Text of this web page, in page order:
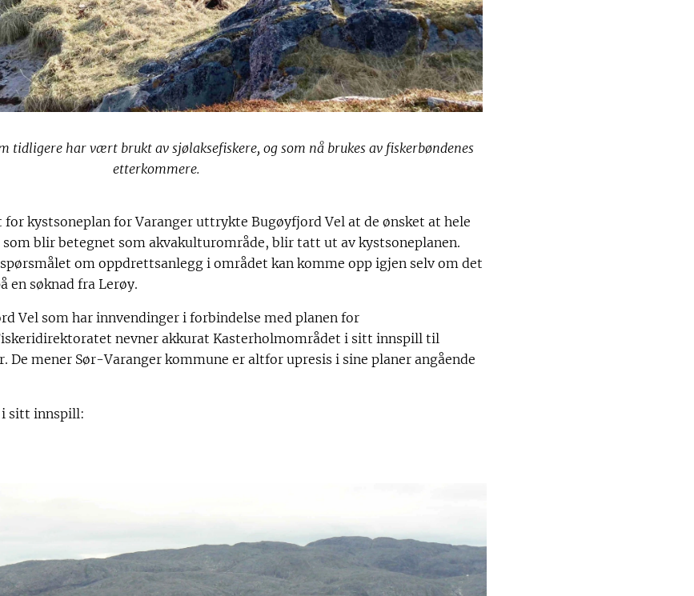
tidligere har vært brukt av sjølaksefiskere, og som nå brukes av fiskerbøndenes
etterkommere.
kystsoneplan for Varanger uttrykte Bugøyfjord Vel at de ønsket at hele
blir betegnet som akvakulturområde, blir tatt ut av kystsoneplanen.
om oppdrettsanlegg i området kan komme opp igjen selv om det
en søknad fra Lerøy.
Vel som har innvendinger i forbindelse med planen for
nevner akkurat Kasterholmområdet i sitt innspill til
De mener Sør-Varanger kommune er altfor upresis i sine planer angående
i sitt innspill: